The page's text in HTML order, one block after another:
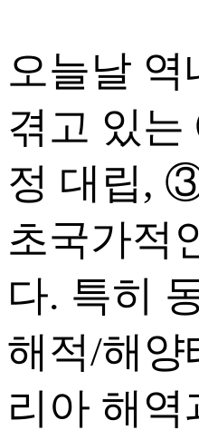
오늘날
겪고 있
정 대립,
초국가적
다. 특히
해적/해양
리아 해역